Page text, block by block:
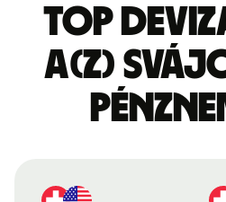
Top
a(z)